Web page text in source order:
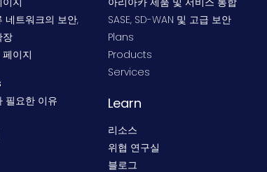
네트워크의 보안,
장
이지
필요한 이유
SASE, SD-WAN 및 고급 보안
Plans
Products
Services
Learn
리소스
위협 연구실
블로그